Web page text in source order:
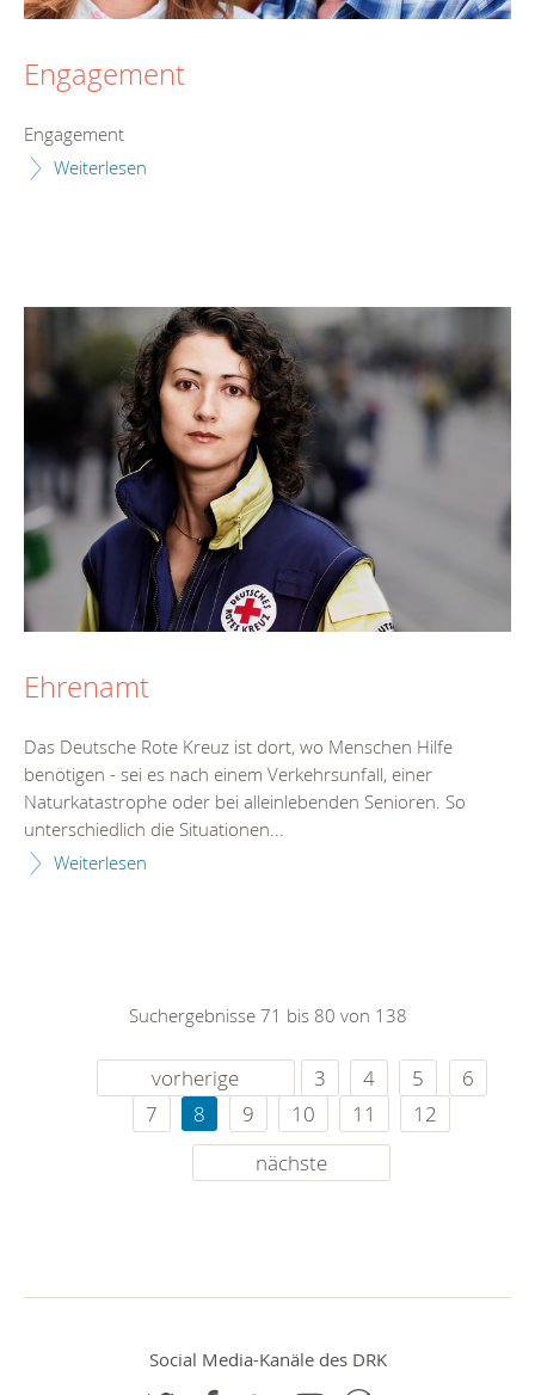
Engagement
Engagement
Weiterlesen
Ehrenamt
Das Deutsche Rote Kreuz ist dort, wo Menschen Hilfe
benötigen - sei es nach einem Verkehrsunfall, einer
Naturkatastrophe oder bei alleinlebenden Senioren. So
unterschiedlich die Situationen...
Weiterlesen
Suchergebnisse 71 bis 80 von 138
vorherige 3 4 5
6
7
8 9 10 11
12
nächste
Social Media-Kanäle des DRK